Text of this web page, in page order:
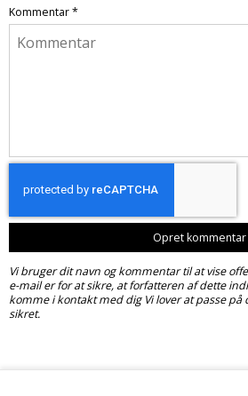
Liquid Architects
Kommentar*
Opret kommentar
Vi bruger dit navn og kommentar til at vise
e-mail er for at sikre, at forfatteren af dette
komme i kontakt med dig Vi lover at passe
sikret.